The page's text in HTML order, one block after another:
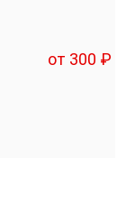
от 300 ₽